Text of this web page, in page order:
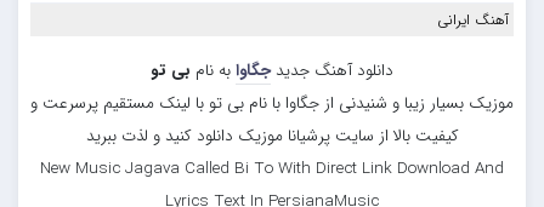
آهنگ ایرانی
دانلود آهنگ جدیدجگاوابه نام بی تو
موزیک بسیار زیبا و شنیدنی از جگاوا با نام بی تو با لینک مستقیم پرسرعت و
کیفیت بالا از سایت پرشیانا موزیک دانلود کنید و لذت ببرید
New Music Jagava Called Bi To With Direct Link Download And
Lyrics Text In PersianaMusic